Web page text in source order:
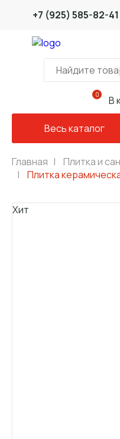
+7 (925) 585-82-41
0 В
Весь каталог
Главная | Плитка и
|
Плитка
Хит